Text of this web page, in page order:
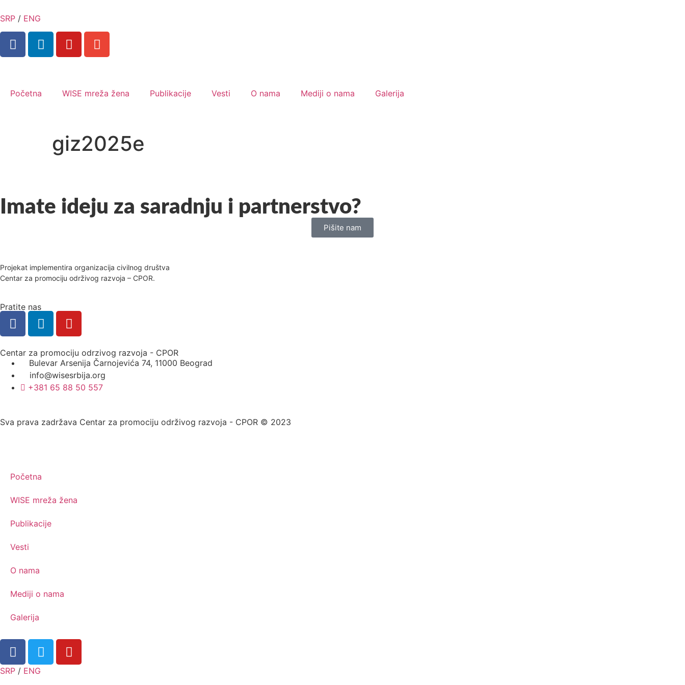
SRP / ENG
Početna WISE mreža žena Publikacije Vesti O nama Mediji o nama Galerija
giz2025e
Imate ideju za saradnju i partnerstvo?
Pišite nam
Projekat implementira organizacija civilnog društva
Centar za promociju održivog razvoja – CPOR.
Pratite nas
Centar za promociju odrzivog razvoja - CPOR
Bulevar Arsenija Čarnojevića 74, 11000 Beograd
info@wisesrbija.org
+381 65 88 50 557
Sva prava zadržava Centar za promociju održivog razvoja - CPOR © 2023
Početna
WISE mreža žena
Publikacije
Vesti
O nama
Mediji o nama
Galerija
SRP / ENG